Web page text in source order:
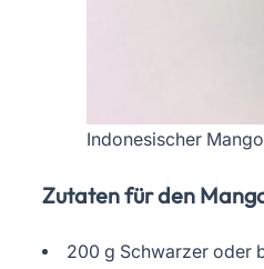
Indonesischer
Zutaten für den
200 g Schwarzer oder